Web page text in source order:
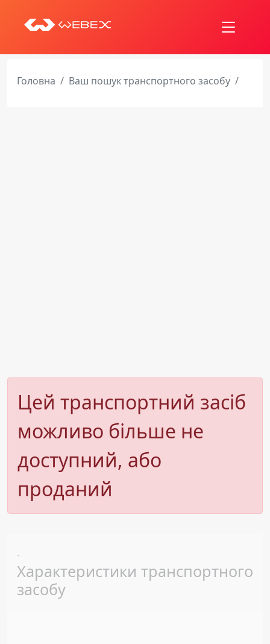
Головна Ваш пошук транспортного засобу
Цей транспортний засіб
можливо більше не
доступний, або
проданий
-
Характеристики транспортного
засобу